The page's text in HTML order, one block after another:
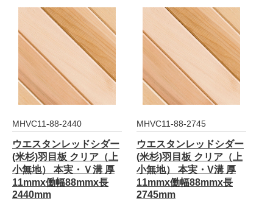
MHVC11-88-2440
ウエスタンレッドシダー
(米杉)羽目板 クリア（上
小無地） 本実・Ｖ溝 厚
11mmx働幅88mmx長
2440mm
MHVC11-88-2745
ウエスタンレッドシダー
(米杉)羽目板 クリア（上
小無地） 本実・V溝 厚
11mmx働幅88mmx長
2745mm